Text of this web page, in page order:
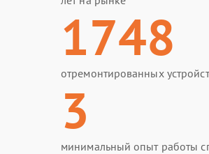
1748
отремонтированных
3
минимальный опыт работы